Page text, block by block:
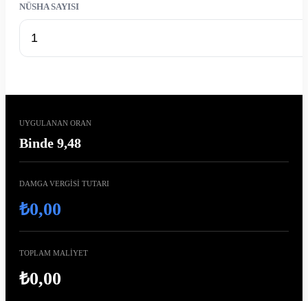
NÜSHA SAYISI
UYGULANAN ORAN
Binde 9,48
DAMGA VERGİSİ TUTARI
₺0,00
TOPLAM MALİYET
₺0,00